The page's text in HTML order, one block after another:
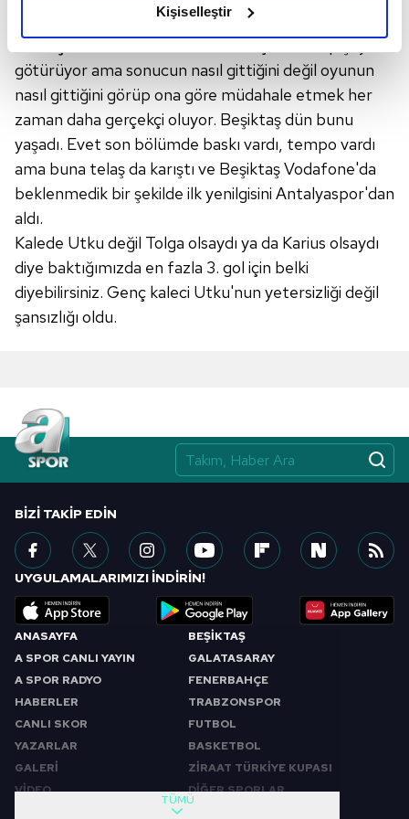
elimizden gelen çabayı gösterdiğimizi ve bu noktada,
kalemimiz olduğunu sizlere hatırlatmak isteriz.
Her halükârda, kullanıcılar, bu çerezlere izin vermedikleri
takdirde, kullanıcılara hedefli reklamlar
gösterilmeyecektir."
Sizlere daha iyi bir hizmet sunabilmek için İnternet
Sitemizde kendimize ve üçüncü kişilere ait çerezler
kullanılmaktadır. Bu çerezler vasıtasıyla çeşitli kişisel
verileriniz işlenmekte olup gerekli olan çerezler bilgi
toplumu hizmetlerinin sunulması amacıyla
kullanılmaktadır. Diğer çerezler, sitemizin daha işlevsel
kılınması ve kişiselleştirilmesi ve sizlere yönelik
Çerezlere ilişkin tercihlerinizi aşağıda yer alan panel
vasıtasıyla belirleyebilirsiniz. Çerezlere ilişkin detaylı bilgi
için Ayarlar butonuna tıklayabilir, Çerez Bilgilendirme
Metnimiziziyaret edebilirsiniz.
hazırlanmış Aydınlatma Metnimizi okumak ve sitemizde
ilgili mevzuata uygun olarak kullanılan çerezlerle ilgili bilgi
almak için lütfen
tıklayınız
Kişiselleştir
Antalya'nın geçebildiğibir oyun yapısına
dönüştürdü.Zaman zaman sonuç sizi bu tip şeylere
götürüyor ama sonucun nasıl gittiğini değil oyunun
nasıl gittiğini görüp ona göre müdahale etmek her
zaman daha gerçekçi oluyor. Beşiktaş dün bunu
yaşadı. Evet son bölümde baskı vardı, tempo vardı
ama buna telaş da karıştı ve Beşiktaş Vodafone'da
beklenmedik bir şekilde ilk yenilgisini Antalyaspor'dan
aldı.
Kalede Utku değil Tolga olsaydı ya da Karius olsaydı
diye baktığımızda en fazla 3. gol için belki
diyebilirsiniz. Genç kaleci Utku'nun yetersizliği değil
şansızlığı oldu.
ANASAYFA
A SPOR CANLI YAYIN
A SPOR RADYO
HABERLER
CANLI SKOR
YAZARLAR
GALERİ
VİDEO
BEŞİKTAŞ
GALATASARAY
FENERBAHÇE
TRABZONSPOR
FUTBOL
BASKETBOL
ZİRAAT TÜRKİYE KUPASI
DİĞER SPORLAR
TÜMÜ
BIZI TAKIP EDIN
UYGULAMALARIMIZI İNDİRİN!